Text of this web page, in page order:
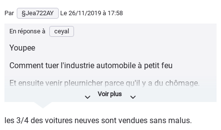
Par §Jea722AY Le 26/11/2019 à 17:58
En réponse à ceyal
Youpee
Comment tuer l'industrie automobile à petit feu
Et ensuite venir pleurnicher parce qu'il y a du chômage.
Sic Bossuet "Dieu se rit de ceux qui médisent des effets
les 3/4 des voitures neuves sont vendues sans malus.